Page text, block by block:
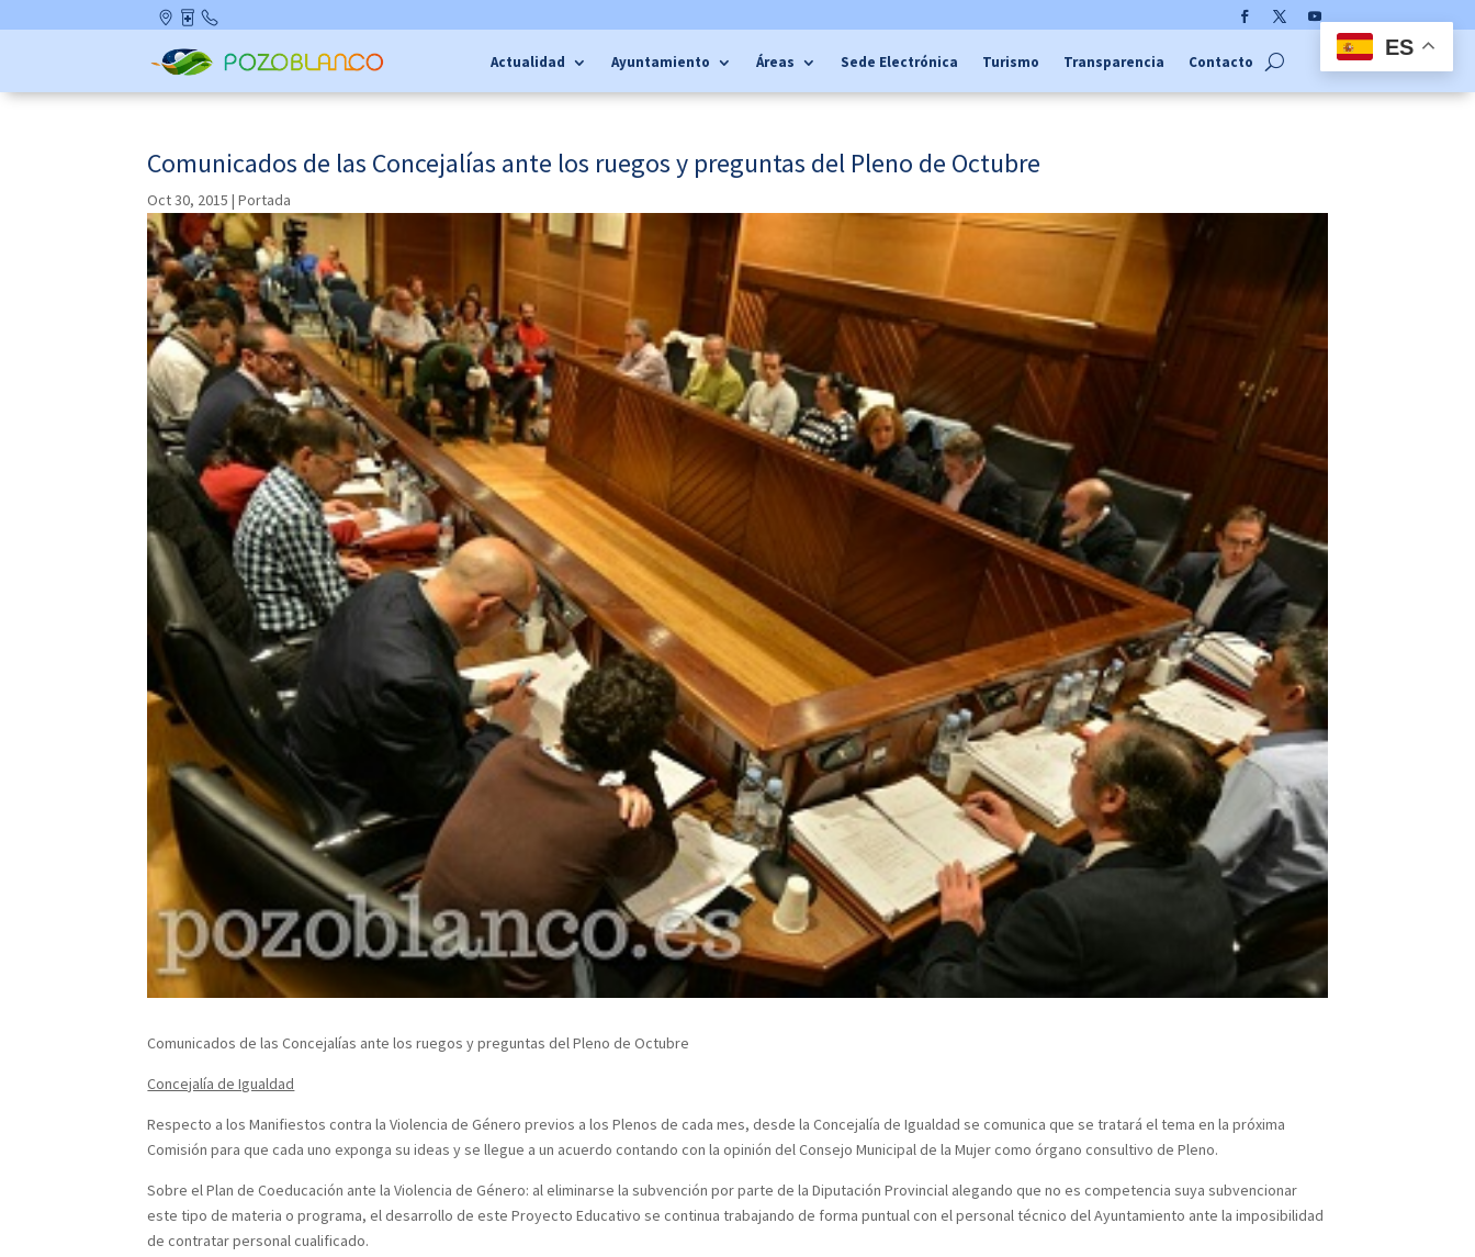
to
Ubicació
n
Farmaci
as de
Contact
o
YouTube
Actualidad
Ayuntamiento Áreas Sede Electrónica Turismo Transparencia Contacto
Comunicados de las Concejalías ante los ruegos y preguntas del Pleno de Octubre
Oct 30, 2015 |Portada
Comunicados de las Concejalías ante los ruegos y preguntas del Pleno de Octubre
Concejalía de Igualdad
Respecto a los Manifiestos contra la Violencia de Género previos a los Plenos de cada mes, desde la Concejalía de Igualdad se comunica que se tratará el tema en la próxima
Comisión para que cada uno exponga su ideas y se llegue a un acuerdo contando con la opinión del Consejo Municipal de la Mujer como órgano consultivo de Pleno.
Sobre el Plan de Coeducación ante la Violencia de Género: al eliminarse la subvención por parte de la Diputación Provincial alegando que no es competencia suya subvencionar
este tipo de materia o programa, el desarrollo de este Proyecto Educativo se continua trabajando de forma puntual con el personal técnico del Ayuntamiento ante la imposibilidad
de contratar personal cualificado.
ES